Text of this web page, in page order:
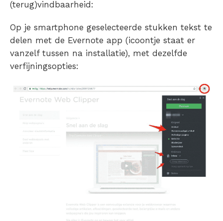
(terug)vindbaarheid:
Op je smartphone geselecteerde stukken tekst te
delen met de Evernote app (icoontje staat er
vanzelf tussen na installatie), met dezelfde
verfijningsopties: